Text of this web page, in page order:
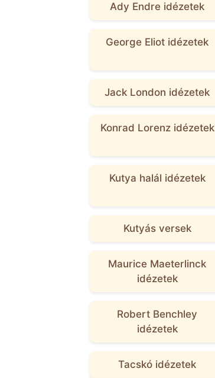
Ady Endre idézetek
George Eliot idézetek
Jack London idézetek
Konrad Lorenz idézetek
Kutya halál idézetek
Kutyás versek
Maurice Maeterlinck
idézetek
Robert Benchley
idézetek
Tacskó idézetek